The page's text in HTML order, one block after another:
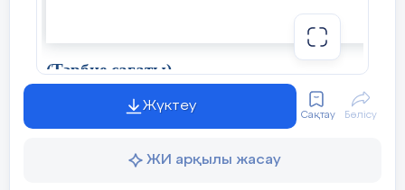
(Тәрбие сағаты)
Жүктеу
Сақтау Бөлісу
ЖИ арқылы жасау